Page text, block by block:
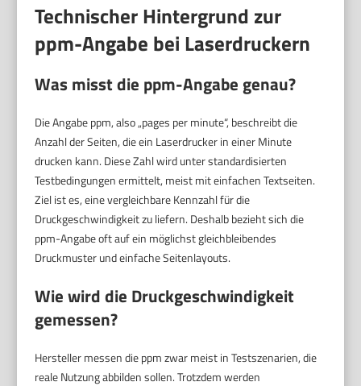
Technischer Hintergrund zur
ppm-Angabe bei Laserdruckern
Was misst die ppm-Angabe genau?
Die Angabe ppm, also „pages per minute“, beschreibt die
Anzahl der Seiten, die ein Laserdrucker in einer Minute
drucken kann. Diese Zahl wird unter standardisierten
Testbedingungen ermittelt, meist mit einfachen Textseiten.
Ziel ist es, eine vergleichbare Kennzahl für die
Druckgeschwindigkeit zu liefern. Deshalb bezieht sich die
ppm-Angabe oft auf ein möglichst gleichbleibendes
Druckmuster und einfache Seitenlayouts.
Wie wird die Druckgeschwindigkeit
gemessen?
Hersteller messen die ppm zwar meist in Testszenarien, die
reale Nutzung abbilden sollen. Trotzdem werden